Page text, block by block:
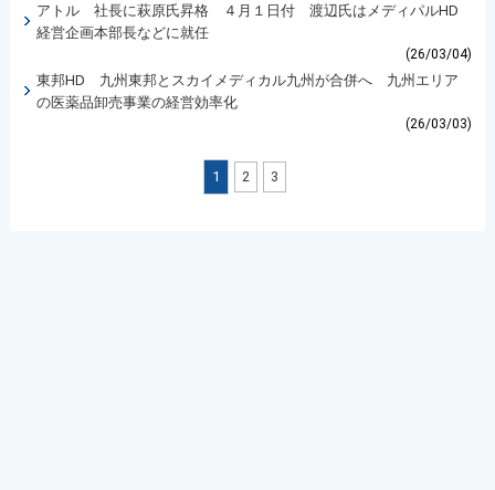
アトル 社長に萩原氏昇格 ４月１日付 渡辺氏はメディパルHD
経営企画本部長などに就任
(26/03/04)
東邦HD 九州東邦とスカイメディカル九州が合併へ 九州エリア
の医薬品卸売事業の経営効率化
(26/03/03)
1 2 3